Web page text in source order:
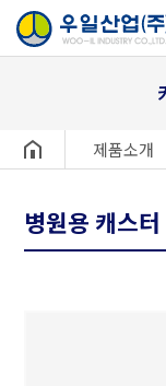
헤더설정 제품소개
병원용 캐스터